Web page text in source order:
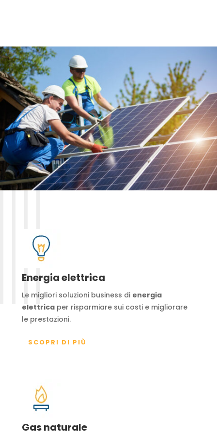
Energia elettrica
Le migliori soluzioni business di energia
elettricaper risparmiare sui costi e migliorare
le prestazioni.
SCOPRI DI PIÙ
Gas naturale